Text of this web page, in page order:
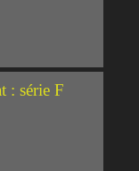
: série F